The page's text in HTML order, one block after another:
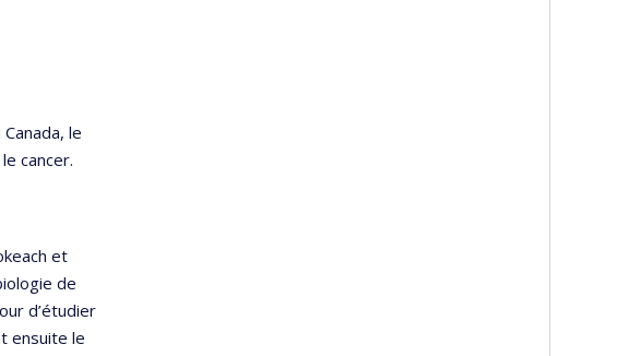
le
cancer.
et
de
d’étudier
ensuite le